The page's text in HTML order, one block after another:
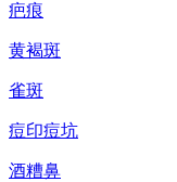
疤痕
黄褐斑
雀斑
痘印痘坑
酒糟鼻